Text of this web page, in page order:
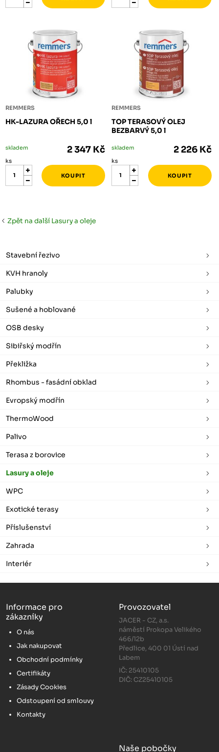
REMMERS
HK-LAZURA OŘECH 5,0 l
skladem 2 347 Kč
ks
REMMERS
TOP TERASOVÝ OLEJ
BEZBARVÝ 5,0 l
skladem 2 226 Kč
ks
Zpět na další Lasury a oleje
Stavební řezivo
KVH hranoly
Palubky
Sušené a hoblované
OSB desky
Sibiřský modřín
Překližka
Rhombus - fasádní obklad
Evropský modřín
ThermoWood
Palivo
Terasa z borovice
Lasury a oleje
WPC
Exotické terasy
Příslušenství
Zahrada
Interiér
Informace pro
zákazníky
O nás
Jak nakupovat
Obchodní podmínky
Certifikáty
Zásady Cookies
Odstoupení od smlouvy
Kontakty
Provozovatel
JACER - CZ, a.s.
náměstí Prokopa Velikého
466/12b
Předlice, 400 01 Ústí nad
Labem
IČ: 25410105
DIČ: CZ25410105
Naše pobočky